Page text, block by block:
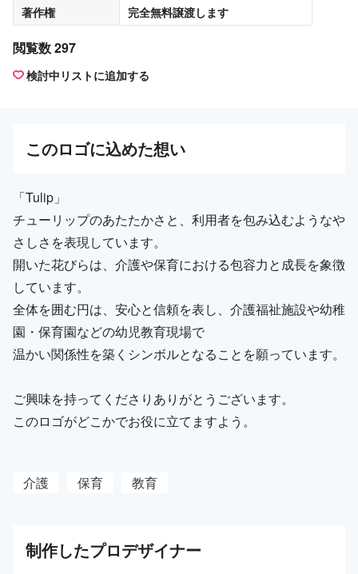
著作権
完全無料譲渡します
閲覧数 297
検討中リストに追加する
このロゴに込めた想い
「Tulip」
チューリップのあたたかさと、利用者を包み込むようなや
さしさを表現しています。
開いた花びらは、介護や保育における包容力と成長を象徴
しています。
全体を囲む円は、安心と信頼を表し、介護福祉施設や幼稚
園・保育園などの幼児教育現場で
温かい関係性を築くシンボルとなることを願っています。
ご興味を持ってくださりありがとうございます。
このロゴがどこかでお役に立てますよう。
介護 保育 教育
制作したプロデザイナー